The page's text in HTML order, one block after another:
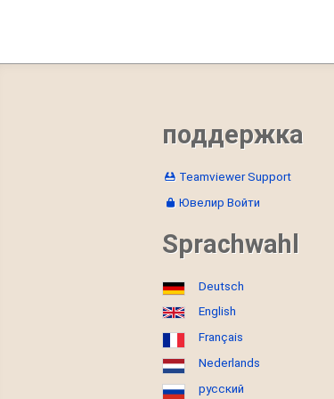
поддержка
Teamviewer Support
Ювелир Войти
Sprachwahl
Deutsch
English
Français
Nederlands
русский